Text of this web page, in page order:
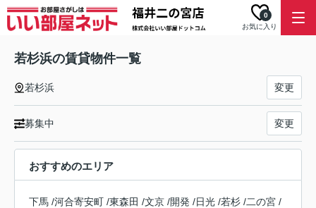
お気に入り
0
若杉浜の賃貸物件一覧
若杉浜 変更
募集中 変更
おすすめのエリア
下馬 /河合寄安町 /東森田 /文京 /開発 /日光 /若杉 /二の宮 /